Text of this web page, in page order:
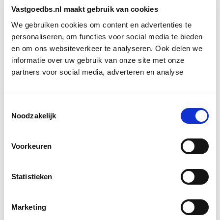
Vastgoedbs.nl maakt gebruik van cookies
We gebruiken cookies om content en advertenties te
personaliseren, om functies voor social media te bieden
en om ons websiteverkeer te analyseren. Ook delen we
informatie over uw gebruik van onze site met onze
partners voor social media, adverteren en analyse
Noodzakelijk
Voorkeuren
Statistieken
Marketing
Rijksadviseurs en Platform31 kwamen tot
vergelijkbare conclusies. Voor dorpen ligt er volgens
recent onderzoek ruimte voor circa 169.000 extra
woningen via een aanpak zoals in Grolloo.
Dat vraagt om precisie en geduld. Om inzicht in lokale
structuren, netwerken en behoeften. En om
duurzaamheid en maatschappelijke ondersteuning
samenhangend geheel.
woningbouw of assetmanagement ligt hier een
duidelijke uitnodiging. Niet alleen om naar aantallen
te kijken, maar naar samenhang. Wie de juiste